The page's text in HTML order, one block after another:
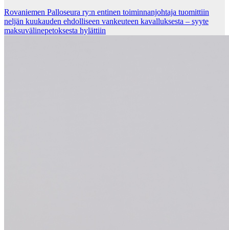
Rovaniemen Palloseura ry:n entinen toiminnanjohtaja tuo­mit­tiin
neljän kuu­kau­den eh­dol­li­seen van­keu­teen ka­val­luk­ses­ta – syyte
mak­su­vä­li­ne­pe­tok­ses­ta hy­lät­tiin